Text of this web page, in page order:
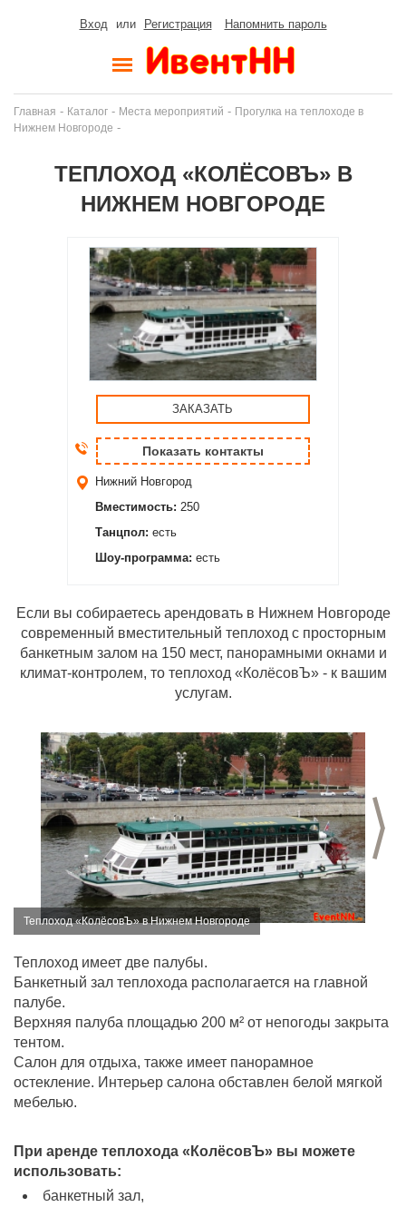
Вход или Регистрация Напомнить пароль
Главная - Каталог - Места мероприятий - Прогулка на теплоходе в
Нижнем Новгороде -
ТЕПЛОХОД «КОЛЁСОВЪ» В
НИЖНЕМ НОВГОРОДЕ
ЗАКАЗАТЬ
Показать контакты
Нижний Новгород
Вместимость: 250
Танцпол: есть
Шоу-программа: есть
Если вы собираетесь арендовать в Нижнем Новгороде
современный вместительный теплоход с просторным
банкетным залом на 150 мест, панорамными окнами и
климат-контролем, то теплоход «КолёсовЪ» - к вашим
услугам.
Теплоход «КолёсовЪ» в Нижнем Новгороде
Теплоход имеет две палубы.
Банкетный зал теплохода располагается на главной
палубе.
Верхняя палуба площадью 200 м² от непогоды закрыта
тентом.
Салон для отдыха, также имеет панорамное
остекление. Интерьер салона обставлен белой мягкой
мебелью.
При аренде теплохода «КолёсовЪ» вы можете
использовать:
банкетный зал,